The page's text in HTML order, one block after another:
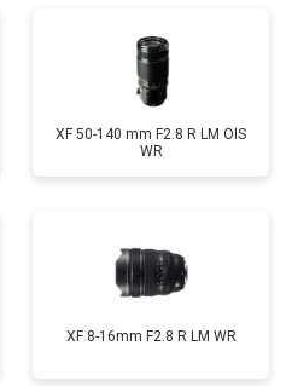
XF 50-140 mm F2.8 R LM OIS
WR
XF 8-16mm F2.8 R LM WR